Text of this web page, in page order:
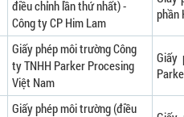
điều chỉnh lần thứ nhất) -
Công ty CP Him Lam
phần
Giấy phép môi trường Công
ty TNHH Parker Procesing
Việt Nam
Giấy
Giấy phép môi trường (điều